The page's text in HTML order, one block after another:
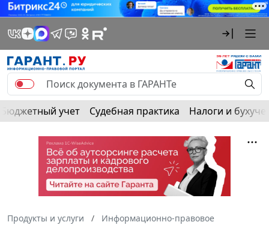
Бюджетный учет Судебная практика Налоги и
Продукты и услуги
Информационно-правовое